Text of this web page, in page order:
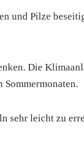
und Pilze
Die
sehr leicht zu